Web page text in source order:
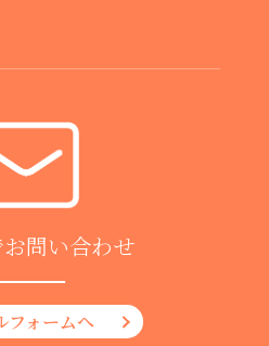
問い合わせ
フォームへ